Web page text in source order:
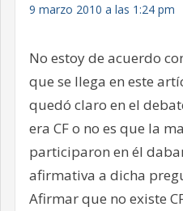
9 marzo 2010 a las 1:24 pm
No estoy de acuerdo
que se llega en este
quedó claro en el
era CF o no es que la
participaron en él
afirmativa a dicha
Afirmar que no existe